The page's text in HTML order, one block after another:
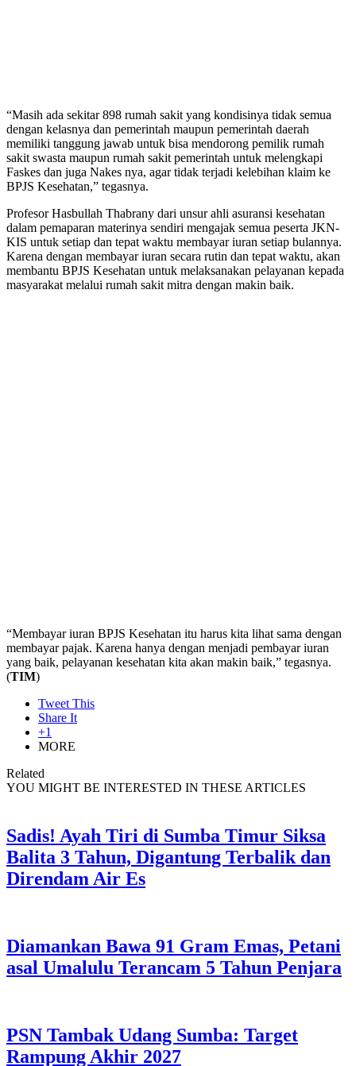
“Masih ada sekitar 898 rumah sakit yang kondisinya tidak semua
dengan kelasnya dan pemerintah maupun pemerintah daerah
memiliki tanggung jawab untuk bisa mendorong pemilik rumah
sakit swasta maupun rumah sakit pemerintah untuk melengkapi
Faskes dan juga Nakes nya, agar tidak terjadi kelebihan klaim ke
BPJS Kesehatan,” tegasnya.
Profesor Hasbullah Thabrany dari unsur ahli asuransi kesehatan
dalam pemaparan materinya sendiri mengajak semua peserta JKN-
KIS untuk setiap dan tepat waktu membayar iuran setiap bulannya.
Karena dengan membayar iuran secara rutin dan tepat waktu, akan
membantu BPJS Kesehatan untuk melaksanakan pelayanan kepada
masyarakat melalui rumah sakit mitra dengan makin baik.
“Membayar iuran BPJS Kesehatan itu harus kita lihat sama dengan
membayar pajak. Karena hanya dengan menjadi pembayar iuran
yang baik, pelayanan kesehatan kita akan makin baik,” tegasnya.
(TIM)
Tweet This
Share It
+1
MORE
Related
YOU MIGHT BE INTERESTED IN THESE ARTICLES
Sadis! Ayah Tiri di Sumba Timur Siksa
Balita 3 Tahun, Digantung Terbalik dan
Direndam Air Es
Diamankan Bawa 91 Gram Emas, Petani
asal Umalulu Terancam 5 Tahun Penjara
PSN Tambak Udang Sumba: Target
Rampung Akhir 2027